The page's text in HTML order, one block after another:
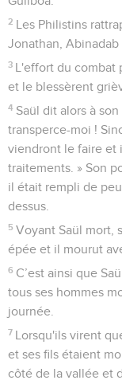
2 Les Philistins
Jonathan, Abinadab
3 L'effort du combat
et le blessèrent
4 Saül dit alors à
transperce-moi !
viendront le faire et
traitements. » Son
il était rempli de
dessus.
5 Voyant Saül mort,
épée et il mourut
6 C’est ainsi que
tous ses hommes
journée.
7 Lorsqu'ils virent
et ses fils étaient
côté de la vallée et